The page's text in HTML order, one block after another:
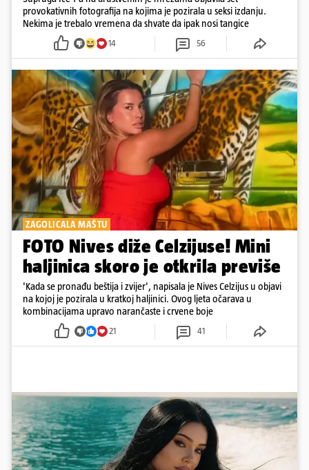
provokativnih fotografija na kojima je pozirala u seksi izdanju.
Nekima je trebalo vremena da shvate da ipak nosi tangice
14 56
ZAGOLICALA MAŠTU
FOTO Nives diže Celzijuse! Mini
haljinica skoro je otkrila previše
'Kada se pronađu beštija i zvijer', napisala je Nives Celzijus u objavi
na kojoj je pozirala u kratkoj haljinici. Ovog ljeta očarava u
kombinacijama upravo narančaste i crvene boje
21 41